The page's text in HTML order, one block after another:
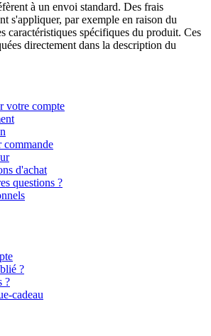
à un envoi standard. Des frais
s'appliquer, par exemple en raison du
caractéristiques spécifiques du produit. Ces
directement dans la description du
votre compte
commande
d'achat
questions ?
?
?
cadeau